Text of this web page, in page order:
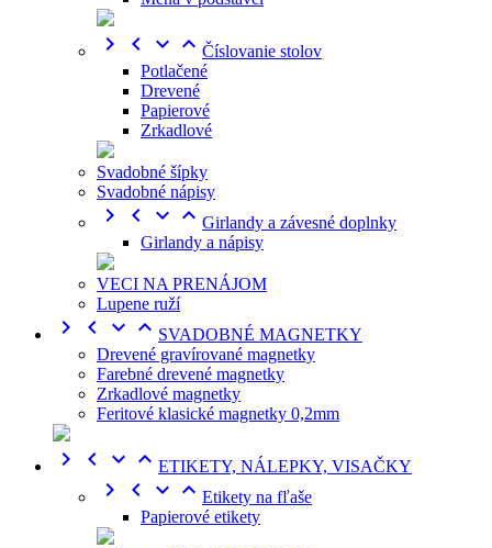
    Číslovanie stolov
Potlačené
Drevené
Papierové
Zrkadlové
Svadobné šípky
Svadobné nápisy
    Girlandy a závesné doplnky
Girlandy a nápisy
VECI NA PRENÁJOM
Lupene ruží
    SVADOBNÉ MAGNETKY
Drevené gravírované magnetky
Farebné drevené magnetky
Zrkadlové magnetky
Feritové klasické magnetky 0,2mm
    ETIKETY, NÁLEPKY, VISAČKY
    Etikety na fľaše
Papierové etikety